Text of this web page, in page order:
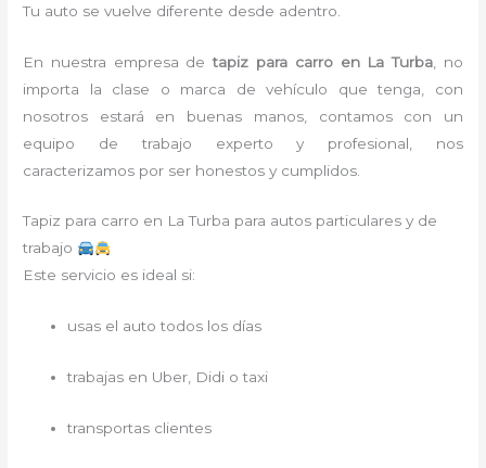
Tu auto se vuelve diferente desde adentro.
En nuestra empresa detapiz para carroen La Turba , no
importa la clase o marca de vehículo que tenga, con
nosotros estará en buenas manos, contamos con un
equipo de trabajo experto y profesional, nos
caracterizamos por ser honestos y cumplidos.
Tapiz para carro en La Turba para autos particulares y de
trabajo
Este servicio es ideal si:
usas el auto todos los días
trabajas en Uber, Didi o taxi
transportas clientes